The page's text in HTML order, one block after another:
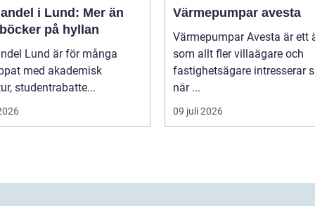
i Lund: Mer än
på hyllan
Lund är för många
med akademisk
studentrabatte...
Värmepumpar avesta
Värmepumpar Avesta är ett
som allt fler villaägare och
fastighetsägare intresserar
när ...
09 juli 2026